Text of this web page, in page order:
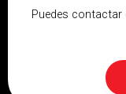
Puedes contactar